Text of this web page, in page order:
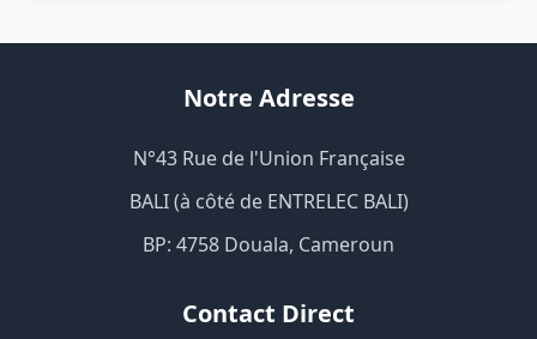
Notre Adresse
N°43 Rue de l'Union Française
BALI (à côté de ENTRELEC BALI)
BP: 4758 Douala, Cameroun
Contact Direct